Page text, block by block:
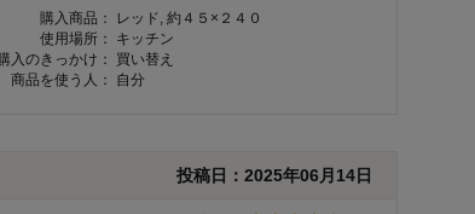
購入商品：
レッド, 約４５×２４０
使用場所：
キッチン
入のきっかけ：
買い替え
商品を使う人：
自分
投稿日： 2025年06月14日